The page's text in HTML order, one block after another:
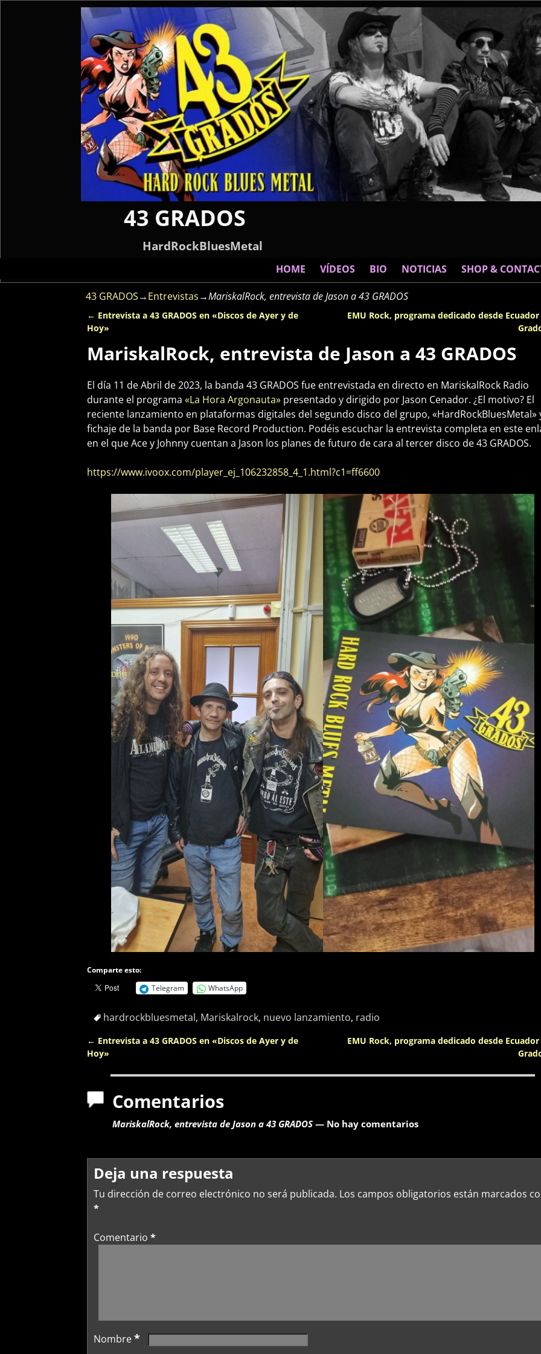
43 GRADOS
HardRockBluesMetal
HOME VÍDEOS BIO NOTICIAS SHOP &
43 GRADOS→Entrevistas→MariskalRock, entrevista de Jason a 43 GRADOS
Navegación de entradas
← Entrevista a 43 GRADOS en «Discos de Ayer y de
Hoy»
EMU Rock, programa dedicado desde Ecuador
MariskalRock, entrevista de Jason a 43 GRADOS
El día 11 de Abril de 2023, la banda 43 GRADOS fue entrevistada en directo en MariskalRock Radio
durante el programa «La Hora Argonauta» presentado y dirigido por Jason Cenador. ¿El motivo? El
reciente lanzamiento en plataformas digitales del segundo disco del grupo, «HardRockBluesMetal»
fichaje de la banda por Base Record Production. Podéis escuchar la entrevista completa en este
en el que Ace y Johnny cuentan a Jason los planes de futuro de cara al tercer disco de 43 GRADOS.
https://www.ivoox.com/player_ej_106232858_4_1.html?c1=ff6600
Comparte esto:
Telegram
WhatsApp
hardrockbluesmetal, Mariskalrock, nuevo lanzamiento, radio
Navegación de entradas
← Entrevista a 43 GRADOS en «Discos de Ayer y de
Hoy»
EMU Rock, programa dedicado desde Ecuador
Comentarios
MariskalRock, entrevista de Jason a 43 GRADOS— No hay comentarios
Deja una respuesta
Tu dirección de correo electrónico no será publicada. Los campos obligatorios están marcados
*
Comentario *
Nombre*